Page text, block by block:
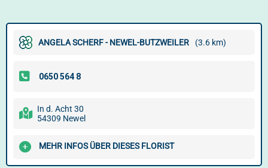
ANGELA SCHERF - NEWEL-BUTZWEILER (3.6 km)
In d. Acht 30
54309 Newel
MEHR INFOS ÜBER DIESES FLORIST